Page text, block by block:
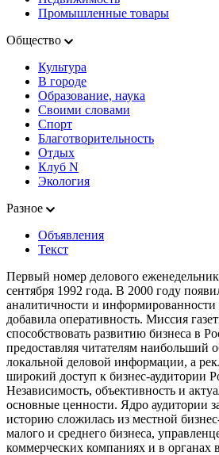
Промышленные товары
Общество
Культура
В городе
Образование, наука
Своими словами
Спорт
Благотворительность
Отдых
Клуб N
Экология
Разное
Объявления
Текст
Первый номер делового
сентября 1992 года. В 2000 году
аналитичности и информированности
добавила оперативность. Миссия
способствовать развитию бизнеса в
предоставляя читателям наибольший
локальной деловой информации, а
широкий доступ к бизнес-аудитории
Независимость, объективность и
основные ценности. Ядро аудитории
историю сложилась из местной
малого и среднего бизнеса,
коммерческих компаниях и в органах